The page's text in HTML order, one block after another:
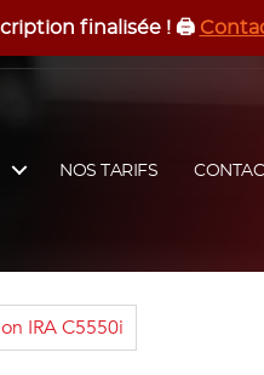
finalisée ! 🖨️
Devis Gratuit
NOS TARIFS
IRA C5550i